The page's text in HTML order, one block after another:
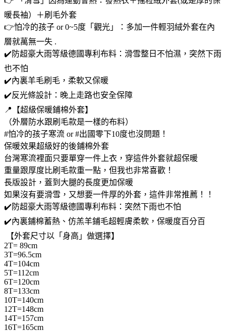
暖長袖）＋刷毛外套
👉怕冷的孩子 or 0~5度「觀光」：多加一件輕羽絨外套在內
層就萬無一失 .
✔️防超豪大雨等級德國專利布料：滑雪整日不怕濕，突然下雨
也不怕
✔️內裏羊毛刷毛，柔軟又保暖
✔️反光條設計：晚上走路也安全保障
📍【超級保暖鋪棉外套】
（外層防水跟刷毛款是一樣的布料）
#怕冷的孩子寒流 or #出國零下10度也沒問題！
保暖效果超級好的後鋪棉外套
台灣寒流裡面只要單穿一件上衣，穿這件外套就超保暖
重量跟厚度比刷毛款重一點，但我也非常喜歡！
長版設計，蓋到大腿的長度更加保暖
如果沒有要滑雪，又想要一件厚的外套，這件非常推薦！！
✔️防超豪大雨等級德國專利布料：突然下雨也不怕
✔️內裏鋪棉蓄熱、仿羔羊鋪毛超輕膚柔軟，保暖度百分百
【外套尺寸以「身高」做選擇】
2T= 89cm
3T=96.5cm
4T=104cm
5T=112cm
6T=120cm
8T=133cm
10T=140cm
12T=148cm
14T=157cm
16T=165cm